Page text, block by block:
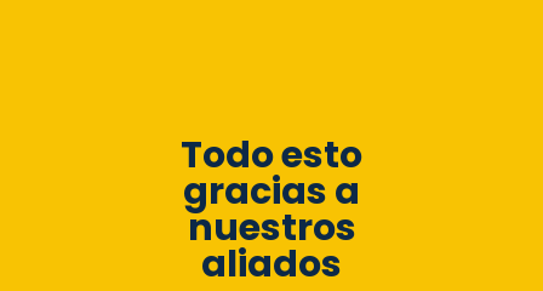
Todo esto
gracias a
nuestros
aliados